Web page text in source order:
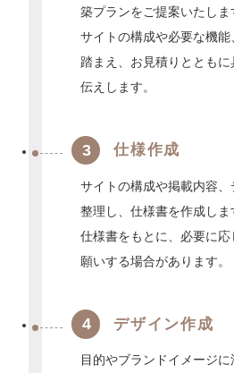
築プランをご提案いたしま
サイトの構成や必要な機
踏まえ、お見積りととも
伝えします。
3 仕様作成
サイトの構成や掲載内容
整理し、仕様書を作成しま
仕様書をもとに、必要に
願いする場合があります。
4 デザイン作成
目的やブランドイメージ